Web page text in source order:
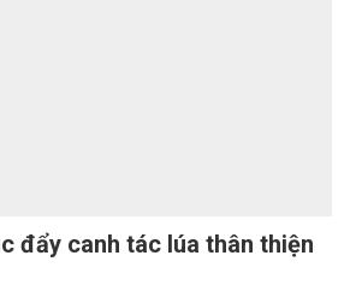
đẩy canh tác lúa thân thiện